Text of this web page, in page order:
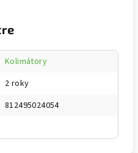
Kolimátory
2 roky
812495024054